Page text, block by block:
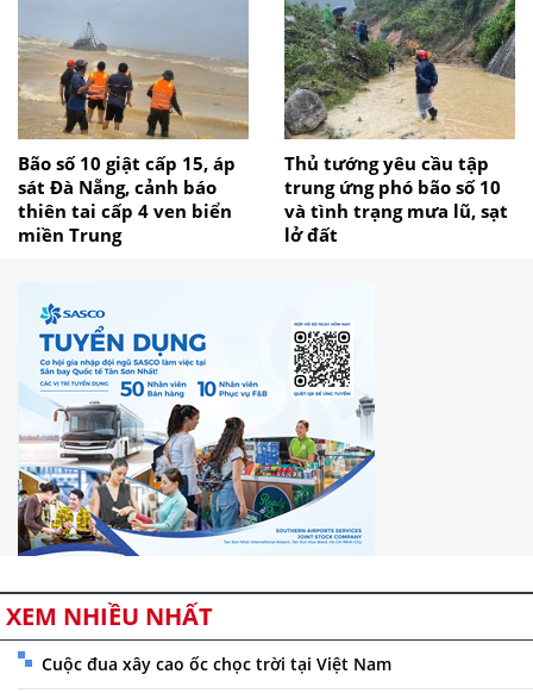
Bão số 10 giật cấp 15, áp
sát Đà Nẵng, cảnh báo
thiên tai cấp 4 ven biển
miền Trung
Thủ tướng yêu cầu tập
trung ứng phó bão số 10
và tình trạng mưa lũ, sạt
lở đất
XEM NHIỀU NHẤT
Cuộc đua xây cao ốc chọc trời tại Việt Nam